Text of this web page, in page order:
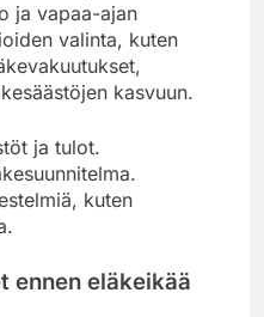
ja vapaa-ajan
valinta, kuten
kasvuun.
ja tulot.
kuten
ennen eläkeikää